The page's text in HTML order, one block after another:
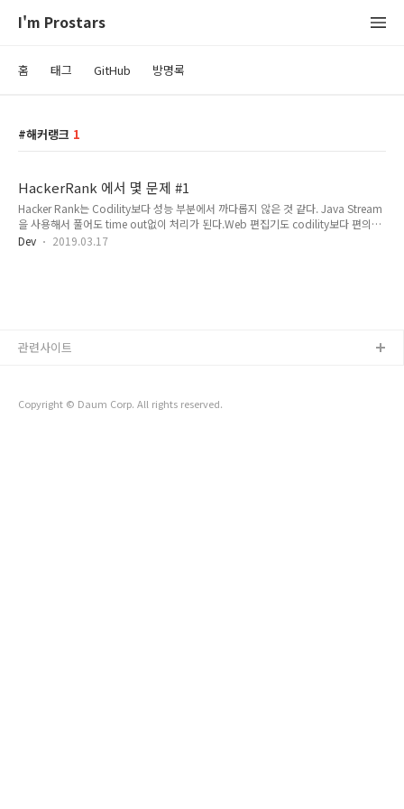
I'm Prostars
홈 태그 GitHub 방명록
해커랭크 1
HackerRank 에서 몇 문제 #1
Hacker Rank는 Codility보다 성능 부분에서 까다롭지 않은 것 같다. Java Stream
을 사용해서 풀어도 time out없이 처리가 된다.Web 편집기도 codility보다 편의성
이 좋다. 그래도 역시 IntelliJ에서 코딩하고 붙여넣는 것이 편하다. 쉬운 것으로 몇 문
Dev 2019.03.17
Copyright © Daum Corp. All rights reserved.
관련사이트